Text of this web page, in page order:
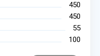
450
450
55
100